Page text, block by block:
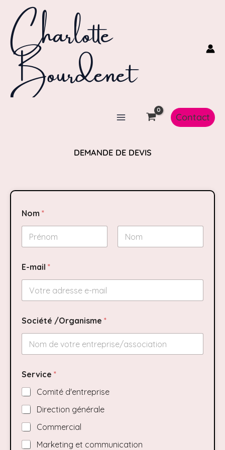
contenu
Charlotte
Bourdenet
Contact
DEMANDE DE DEVIS
Nom *
E-mail *
Société /Organisme *
Service *
Comité d'entreprise
Direction générale
Commercial
Marketing et communication